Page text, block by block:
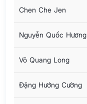
Chen Che Jen
Nguyễn Quốc Hương
Võ Quang Long
Đặng Hướng Cường